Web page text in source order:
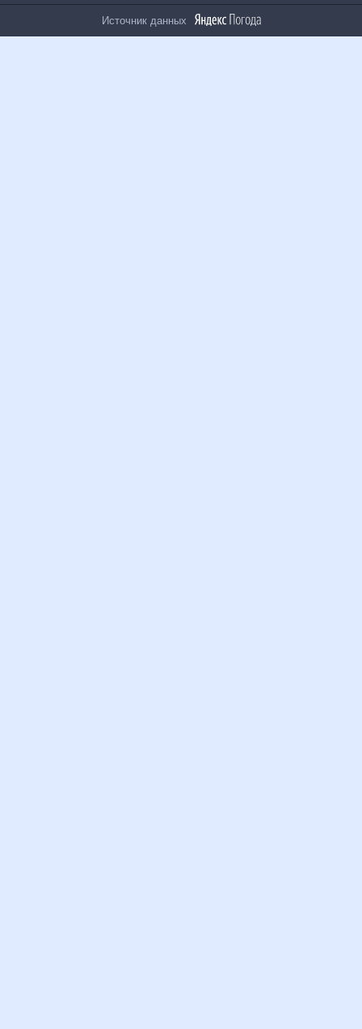
рекомендательные технологии в соответствии сПравилами
Источник данных